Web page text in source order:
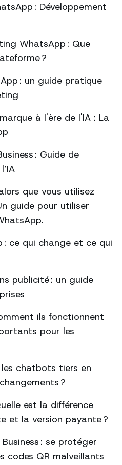
: Développement
WhatsApp : Que
?
: un guide pratique
à l'ère de l'IA : La
: Guide de
que vous utilisez
guide pour utiliser
: ce qui change et ce qui
publicité : un guide
ils fonctionnent
pour les
chatbots tiers en
?
est la différence
et la version payante ?
: se protéger
codes QR malveillants